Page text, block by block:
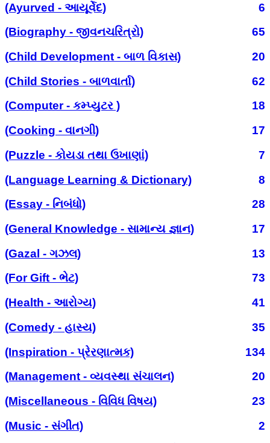
(Ayurved - આયૂર્વેદ)
6
(Biography - જીવનચરિત્રો)
65
(Child Development - બાળ વિકાસ)
20
(Child Stories - બાળવાર્તા)
62
(Computer - કમ્પ્યુટર )
18
(Cooking - વાનગી)
17
(Puzzle - કોયડા તથા ઉખાણાં)
7
(Language Learning & Dictionary)
8
(Essay - નિબંધો)
28
(General Knowledge - સામાન્ય જ્ઞાન)
17
(Gazal - ગઝલ)
13
(For Gift - ભેટ)
73
(Health - આરોગ્ય)
41
(Comedy - હાસ્ય)
35
(Inspiration - પ્રેરણાત્મક)
134
(Management - વ્યવસ્થા સંચાલન)
20
(Miscellaneous - વિવિધ વિષય)
23
(Music - સંગીત)
2